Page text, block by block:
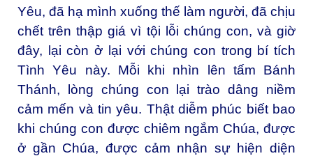
Yêu, đã hạ mình xuống thế làm người, đã chịu
chết trên thập giá vì tội lỗi chúng con, và giờ
đây, lại còn ở lại với chúng con trong bí tích
Tình Yêu này. Mỗi khi nhìn lên tấm Bánh
Thánh, lòng chúng con lại trào dâng niềm
cảm mến và tin yêu. Thật diễm phúc biết bao
khi chúng con được chiêm ngắm Chúa, được
ở gần Chúa, được cảm nhận sự hiện diện